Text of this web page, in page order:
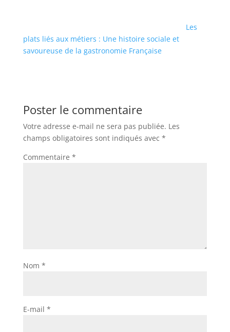
Les
plats liés aux métiers : Une histoire sociale et
savoureuse de la gastronomie Française
Poster le commentaire
Votre adresse e-mail ne sera pas publiée. Les
champs obligatoires sont indiqués avec *
Commentaire *
Nom *
E-mail *